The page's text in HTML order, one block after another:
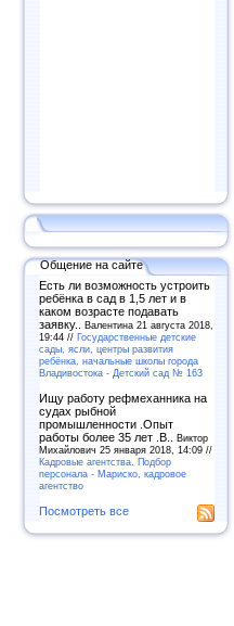
Общение на сайте
Есть ли возможность устроить
ребёнка в сад в 1,5 лет и в
каком возрасте подавать
заявку.. Валентина 21 августа 2018,
19:44 // Государственные детские
сады, ясли, центры развития
ребёнка, начальные школы города
Владивостока - Детский сад № 163
Ищу работу рефмеханника на
судах рыбной
промышленности .Опыт
работы более 35 лет .В.. Виктор
Михайлович 25 января 2018, 14:09 //
Кадровые агентства. Подбор
персонала - Мариско, кадровое
агентство
Посмотреть все